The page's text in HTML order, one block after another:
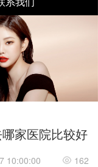
系我们
家医院比较好
10:00:00 162